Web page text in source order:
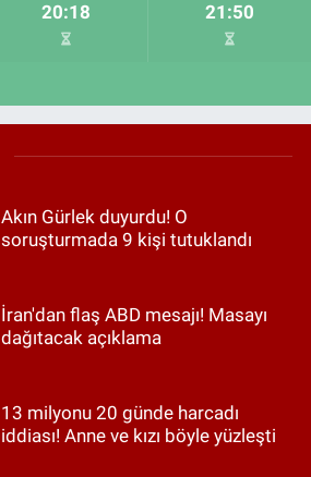
20:18 21:50
Akın Gürlek duyurdu! O
soruşturmada 9 kişi tutuklandı
İran'dan flaş ABD mesajı! Masayı
dağıtacak açıklama
13 milyonu 20 günde harcadı
iddiası! Anne ve kızı böyle yüzleşti